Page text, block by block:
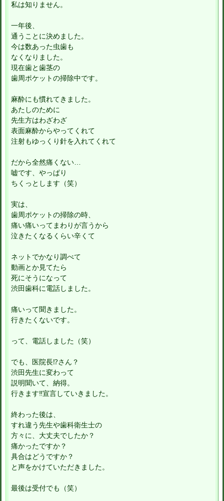
私は知りません。
一年後、
通うことに決めました。
今は数あった虫歯も
なくなりました。
現在歯と歯茎の
歯周ポケットの掃除中です。
麻酔にも慣れてきました。
あたしのために
先生方はわざわざ
表面麻酔からやってくれて
注射もゆっくり針を入れてくれて
だから全然痛くない…
嘘です、やっぱり
ちくっとします（笑）
実は、
歯周ポケットの掃除の時、
痛い痛いってまわりが言うから
泣きたくなるくらい辛くて
ネットでかなり調べて
動画とか見てたら
死にそうになって
渋田歯科に電話しました。
痛いって聞きました。
行きたくないです。
って、電話しました（笑）
でも、医院長⁉さん？
渋田先生に変わって
説明聞いて、納得。
行きます‼宣言していきました。
終わった後は、
すれ違う先生や歯科衛生士の
方々に、大丈夫でしたか？
痛かったですか？
具合はどうですか？
と声をかけていただきました。
最後は受付でも（笑）